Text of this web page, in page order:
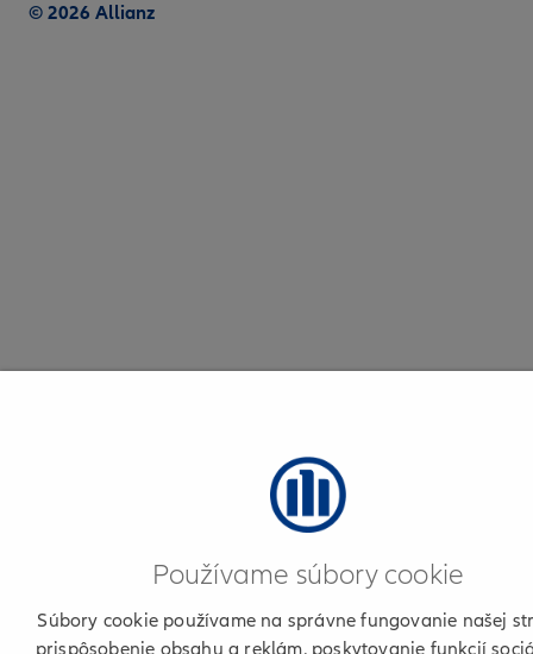
© 2026 Allianz
Používame súbory cookie
Súbory cookie používame na správne fungovanie našej
prispôsobenie obsahu a reklám, poskytovanie funkcií